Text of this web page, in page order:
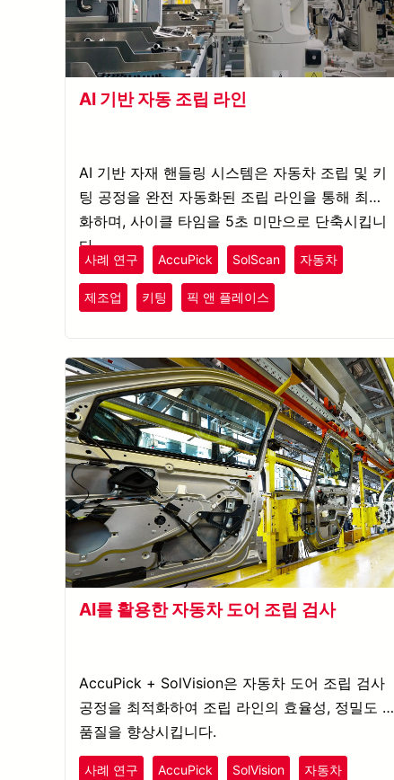
AI 기반 자동 조립 라인
AI 기반 자재 핸들링 시스템은 자동차 조립 및 키
팅 공정을 완전 자동화된 조립 라인을 통해 최적
화하며, 사이클 타임을 5초 미만으로 단축시킵니
다.
사례 연구 AccuPick SolScan 자동차
제조업 키팅 픽 앤 플레이스
AI를 활용한 자동차 도어 조립 검사
AccuPick + SolVision은 자동차 도어 조립 검사
공정을 최적화하여 조립 라인의 효율성, 정밀도 및
품질을 향상시킵니다.
사례 연구 AccuPick SolVision 자동차